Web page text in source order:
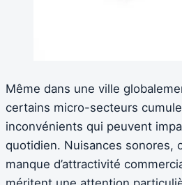
Même dans une ville
certains micro-secteurs
inconvénients qui peuvent
quotidien. Nuisances sonores,
manque d’attractivité